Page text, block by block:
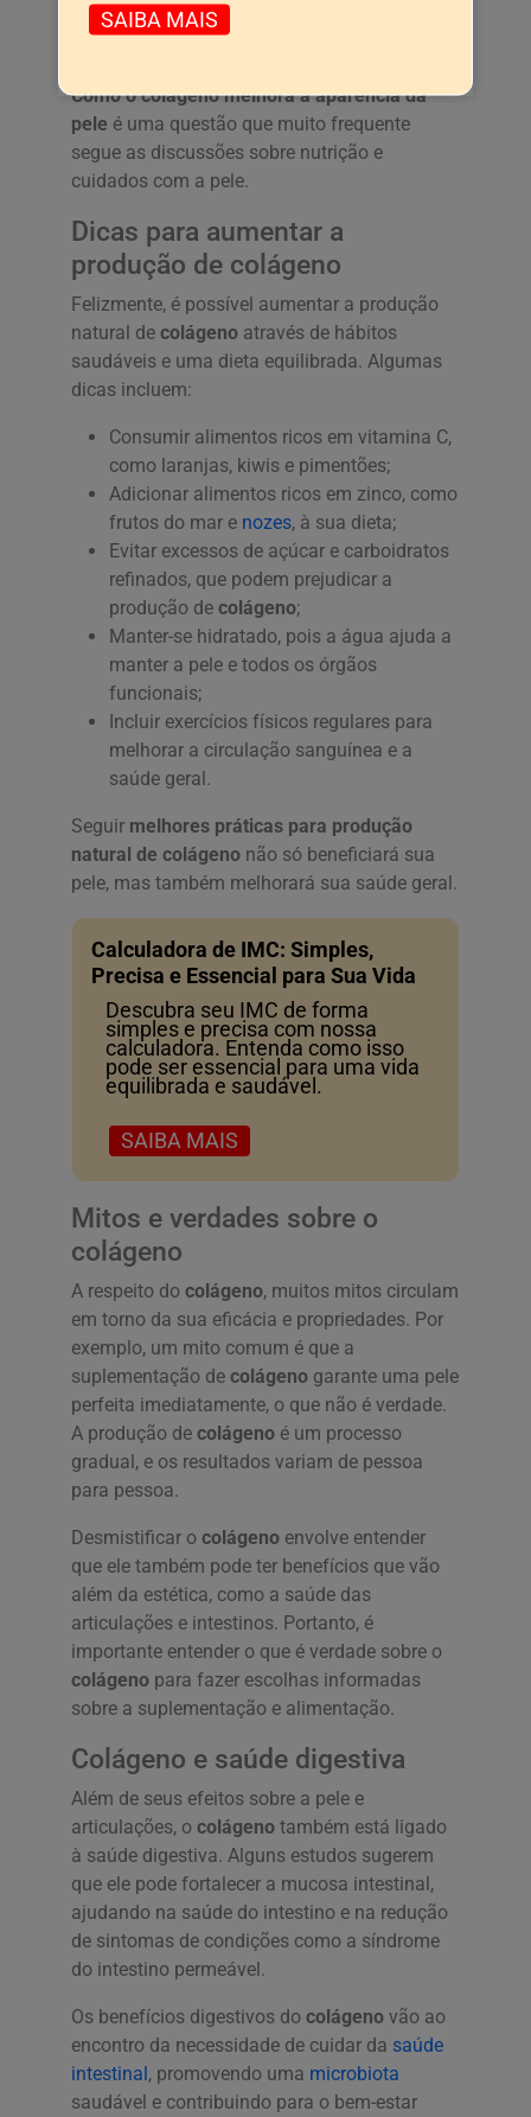
para acnepode ter um papel benéfico ao
ajudar a regular a produção de gordura na
Como o colágeno melhora a aparência da
pele é uma questão que muito frequente
segue as discussões sobre nutrição e
cuidados com a pele.
Dicas para aumentar a
produção de colágeno
Felizmente, é possível aumentar a produção
natural de colágeno através de hábitos
saudáveis e uma dieta equilibrada. Algumas
dicas incluem:
Consumir alimentos ricos em vitamina C,
como laranjas, kiwis e pimentões;
Adicionar alimentos ricos em zinco, como
frutos do mar e nozes, à sua dieta;
Evitar excessos de açúcar e carboidratos
refinados, que podem prejudicar a
produção de colágeno;
Manter-se hidratado, pois a água ajuda a
manter a pele e todos os órgãos
funcionais;
Incluir exercícios físicos regulares para
melhorar a circulação sanguínea e a
saúde geral.
Seguir melhores práticas para produção
natural de colágeno não só beneficiará sua
pele, mas também melhorará sua saúde geral.
Calculadora de IMC: Simples,
Precisa e Essencial para Sua Vida
Descubra seu IMC de forma
simples e precisa com nossa
calculadora. Entenda como isso
pode ser essencial para uma vida
equilibrada e saudável.
SAIBA MAIS
Mitos e verdades sobre o
colágeno
A respeito do colágeno, muitos mitos circulam
em torno da sua eficácia e propriedades. Por
exemplo, um mito comum é que a
suplementação de colágeno garante uma pele
perfeita imediatamente, o que não é verdade.
A produção de colágeno é um processo
gradual, e os resultados variam de pessoa
para pessoa.
Desmistificar o colágeno envolve entender
que ele também pode ter benefícios que vão
além da estética, como a saúde das
articulações e intestinos. Portanto, é
importante entender o que é verdade sobre o
colágeno para fazer escolhas informadas
sobre a suplementação e alimentação.
Colágeno e saúde digestiva
Além de seus efeitos sobre a pele e
articulações, o colágeno também está ligado
à saúde digestiva. Alguns estudos sugerem
que ele pode fortalecer a mucosa intestinal,
ajudando na saúde do intestino e na redução
de sintomas de condições como a síndrome
do intestino permeável.
Os benefícios digestivos do colágeno vão ao
encontro da necessidade de cuidar da saúde
intestinal, promovendo uma microbiota
saudável e contribuindo para o bem-estar
SAIBA MAIS